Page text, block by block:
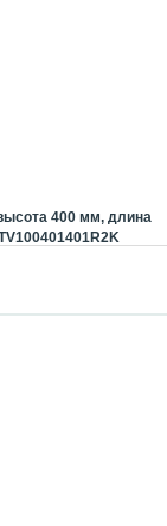
400 мм, длина